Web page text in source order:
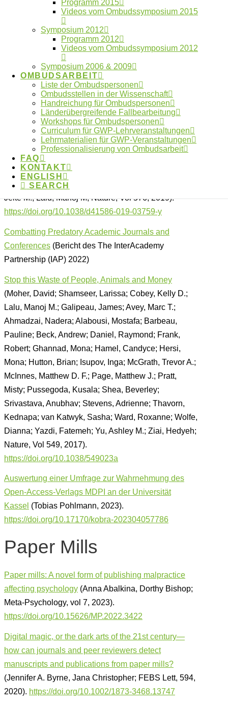
Programm 2015
Videos vom Ombudssymposium 2015
Symposium 2012
Programm 2012
Videos vom Ombudssymposium 2012
Symposium 2006 & 2009
OMBUDSARBEIT
Liste der Ombudspersonen
Ombudsstellen in der Wissenschaft
Handreichung für Ombudspersonen
Länderübergreifende Fallbearbeitung
Workshops für Ombudspersonen
Curriculum für GWP-Lehrveranstaltungen
Lehrmaterialien für GWP-Veranstaltungen
Professionalisierung von Ombudsarbeit
FAQ
KONTAKT
ENGLISH
SEARCH
Predatory Journals: No Definition, No Defence
(Grudniewicz, Agnes; Moher, David; Cobey, Kelly D.;
Bryson, Gregory L.; Cukier, Samantha; Allen,
Kristiann; Ardern, Clare; Balcom, Lesley; Barros,
Tiago; Berger, Monica; Ciro, Jairo Buitrago; Cugusi,
Lucia; Donaldson, Michael R.; Egger, Matthias;
Graham, Ian D.; Hodgkinson, Matt; Khan, Karim M.;
Mabizela, Mahlubi; Manca, Andrea; Milzow, Katrin;
Mouton, Johann; Muchenje, Marvelous; Olijhoek,
Tom; Ommaya, Alexander; Patwardhan, Bhushan;
Poff, Deborah; Proulx, Laurie; Rodger, Marc; Severin,
Anna; Strinzel, Michaela; Sylos-Labini, Mauro;
Tamblyn, Robyn; van Niekerk, Marthie; Wicherts,
Jelte M.; Lalu, Manoj M; Nature, Vol 576, 2019).
https://doi.org/10.1038/d41586-019-03759-y
Combatting Predatory Academic Journals and
Conferences (Bericht des The InterAcademy
Partnership (IAP) 2022)
Stop this Waste of People, Animals and Money
(Moher, David; Shamseer, Larissa; Cobey, Kelly D.;
Lalu, Manoj M.; Galipeau, James; Avey, Marc T.;
Ahmadzai, Nadera; Alabousi, Mostafa; Barbeau,
Pauline; Beck, Andrew; Daniel, Raymond; Frank,
Robert; Ghannad, Mona; Hamel, Candyce; Hersi,
Mona; Hutton, Brian; Isupov, Inga; McGrath, Trevor A.;
McInnes, Matthew D. F.; Page, Matthew J.; Pratt,
Misty; Pussegoda, Kusala; Shea, Beverley;
Srivastava, Anubhav; Stevens, Adrienne; Thavorn,
Kednapa; van Katwyk, Sasha; Ward, Roxanne; Wolfe,
Dianna; Yazdi, Fatemeh; Yu, Ashley M.; Ziai, Hedyeh;
Nature, Vol 549, 2017).
https://doi.org/10.1038/549023a
Auswertung einer Umfrage zur Wahrnehmung des
Open-Access-Verlags MDPI an der Universität
Kassel (Tobias Pohlmann, 2023).
https://doi.org/10.17170/kobra-202304057786
Paper Mills
Paper mills: A novel form of publishing malpractice
affecting psychology (Anna Abalkina, Dorthy Bishop;
Meta-Psychology, vol 7, 2023).
https://doi.org/10.15626/MP.2022.3422
Digital magic, or the dark arts of the 21st century—
how can journals and peer reviewers detect
manuscripts and publications from paper mills?
(Jennifer A. Byrne, Jana Christopher; FEBS Lett, 594,
2020). https://doi.org/10.1002/1873-3468.13747